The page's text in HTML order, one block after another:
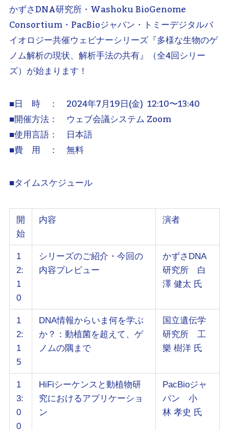
かずさDNA研究所・Washoku BioGenome
Consortium・PacBioジャパン・トミーデジタルバ
イオロジー共催ウェビナーシリーズ『多様な生物のゲ
ノム解析の現状、解析手法の共有』（全4回シリー
ズ）が始まります！
■日 時 ： 2024年7月19日(金) 12:10〜13:40
■開催方法： ウェブ会議システム Zoom
■使用言語： 日本語
■費 用 ： 無料
■タイムスケジュール
開
始
内容 演者
1
2:
1
0
シリーズのご紹介・今回の
内容プレビュー
かずさDNA
研究所 白
澤 健太 氏
1
2:
1
5
DNA情報からいま何を学ぶ
か？：動植菌を超えて、ゲ
ノムの隅まで
国立遺伝学
研究所 工
樂 樹洋 氏
1
3:
0
0
HiFiシーケンスと動植物研
究におけるアプリケーショ
ン
PacBioジャ
パン 小
林 孝史 氏